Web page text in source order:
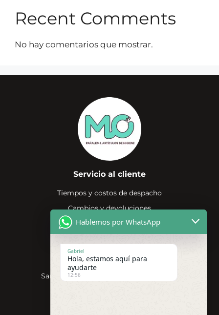
Recent Comments
No hay comentarios que mostrar.
Servicio al cliente
Tiempos y costos de despacho
Cambios y devoluciones
Compras por mayor
Contacto
San Miguel, Región Metropolitana, Chile
Hablemos por WhatsApp
Gabriel
Hola, estamos aquí para
ayudarte
12:56